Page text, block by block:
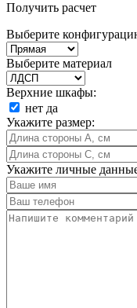
Получить расчет
Выберите
Выберите материал
Верхние шкафы:
нет да
Укажите размер:
Укажите личные